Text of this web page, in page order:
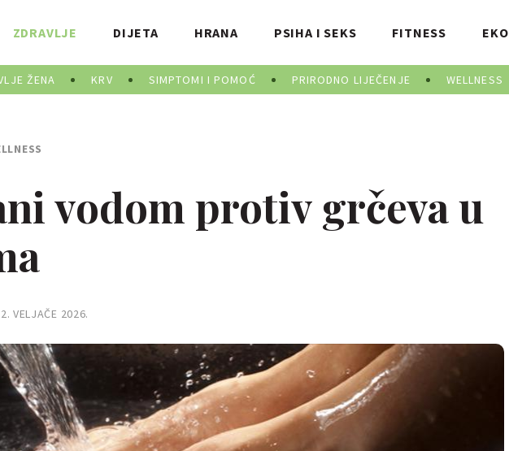
ZDRAVLJE
ŽENA KRV SIMPTOMI I POMOĆ PRIRODNO LIJEČENJE WELLNESS
DIJETA HRANA PSIHA I SEKS FITNESS EKO
vodom protiv grčeva u
VELJAČE 2026.